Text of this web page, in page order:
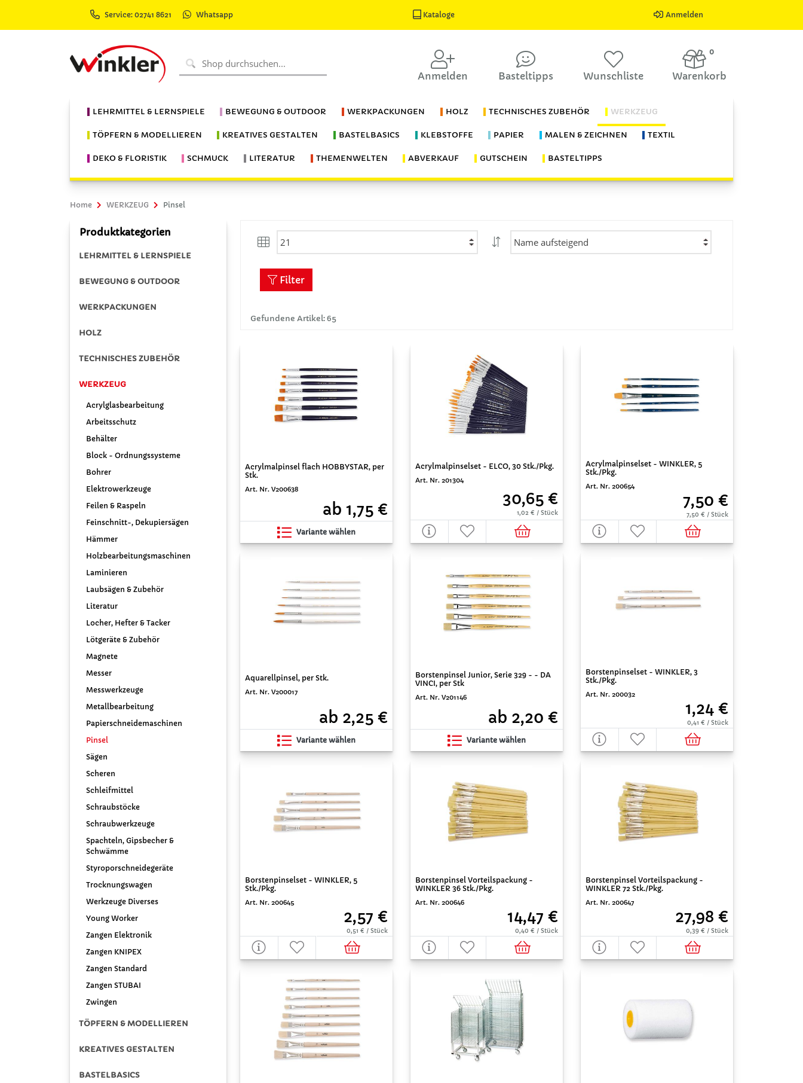
Service: 02741 8621 Whatsapp Kataloge Anmelden
Anmelden Basteltipps Wunschliste
0
Warenkorb
LEHRMITTEL & LERNSPIELE BEWEGUNG & OUTDOOR WERKPACKUNGEN HOLZ TECHNISCHES ZUBEHÖR WERKZEUG
TÖPFERN & MODELLIEREN KREATIVES GESTALTEN BASTELBASICS KLEBSTOFFE PAPIER MALEN & ZEICHNEN TEXTIL
DEKO & FLORISTIK SCHMUCK LITERATUR THEMENWELTEN ABVERKAUF GUTSCHEIN BASTELTIPPS
Home WERKZEUG Pinsel
Produktkategorien
LEHRMITTEL & LERNSPIELE
BEWEGUNG & OUTDOOR
WERKPACKUNGEN
HOLZ
TECHNISCHES ZUBEHÖR
WERKZEUG
Acrylglasbearbeitung
Arbeitsschutz
Behälter
Block - Ordnungssysteme
Bohrer
Elektrowerkzeuge
Feilen & Raspeln
Feinschnitt-, Dekupiersägen
Hämmer
Holzbearbeitungsmaschinen
Laminieren
Laubsägen & Zubehör
Literatur
Locher, Hefter & Tacker
Lötgeräte & Zubehör
Magnete
Messer
Messwerkzeuge
Metallbearbeitung
Papierschneidemaschinen
Pinsel
Sägen
Scheren
Schleifmittel
Schraubstöcke
Schraubwerkzeuge
Spachteln, Gipsbecher &
Schwämme
Styroporschneidegeräte
Trocknungswagen
Werkzeuge Diverses
Young Worker
Zangen Elektronik
Zangen KNIPEX
Zangen Standard
Zangen STUBAI
Zwingen
TÖPFERN & MODELLIEREN
KREATIVES GESTALTEN
BASTELBASICS
Gefundene Artikel: 65
Filter
Acrylmalpinsel flach HOBBYSTAR, per
Stk.
Art. Nr. V200638
ab 1,75 €
Variante wählen
Acrylmalpinselset - ELCO, 30 Stk./Pkg.
Art. Nr. 201304
30,65 €
1,02 € / Stück
Acrylmalpinselset - WINKLER, 5
Stk./Pkg.
Art. Nr. 200654
7,50 €
7,50 € / Stück
Aquarellpinsel, per Stk.
Art. Nr. V200017
ab 2,25 €
Variante wählen
Borstenpinsel Junior, Serie 329 - - DA
VINCI, per Stk
Art. Nr. V201146
ab 2,20 €
Variante wählen
Borstenpinselset - WINKLER, 3
Stk./Pkg.
Art. Nr. 200032
1,24 €
0,41 € / Stück
Borstenpinselset - WINKLER, 5
Stk./Pkg.
Art. Nr. 200645
2,57 €
0,51 € / Stück
Borstenpinsel Vorteilspackung -
WINKLER 36 Stk./Pkg.
Art. Nr. 200646
14,47 €
0,40 € / Stück
Borstenpinsel Vorteilspackung -
WINKLER 72 Stk./Pkg.
Art. Nr. 200647
27,98 €
0,39 € / Stück